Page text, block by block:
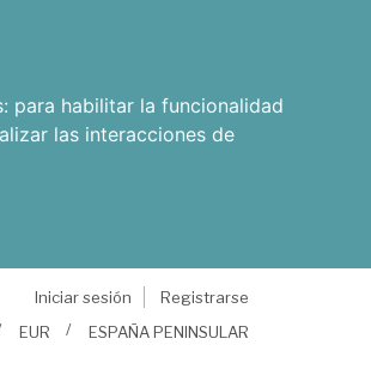
para habilitar la funcionalidad
las interacciones de
Iniciar sesión
Registrarse
EUR ESPAÑA PENINSULAR